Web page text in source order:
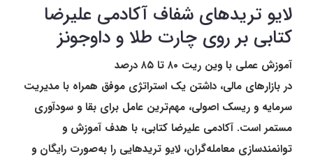
لایو تریدهای شفاف آکادمی علیرضا
کتابی بر روی چارت طلا و داوجونز
آموزش عملی با وین ریت ۸۰ تا ۸۵ درصد
در بازارهای مالی، داشتن یک استراتژی موفق همراه با مدیریت
سرمایه و ریسک اصولی، مهم‌ترین عامل برای بقا و سودآوری
مستمر است. آکادمی علیرضا کتابی، با هدف آموزش و
توانمندسازی معامله‌گران، لایو تریدهایی را به‌صورت رایگان و